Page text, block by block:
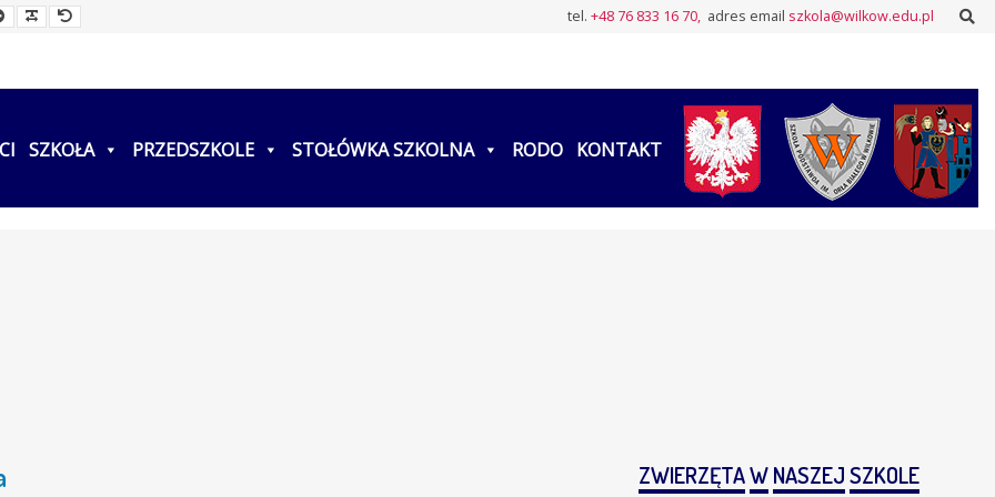
Larger
Font
Readable
Font
Default
Font tel. +48 76 833 16 70, adres email szkola@wilkow.edu.pl
SZKOŁA PRZEDSZKOLE STOŁÓWKA SZKOLNA RODO KONTAKT
ZWIERZĘTAWNASZEJSZKOLE